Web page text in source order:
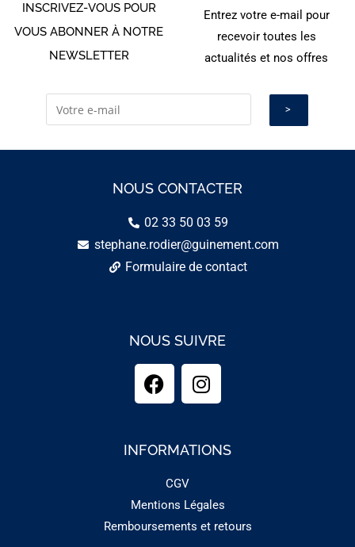
INSCRIVEZ-VOUS POUR
VOUS ABONNER À NOTRE
NEWSLETTER
Entrez votre e-mail pour
recevoir toutes les
actualités et nos offres
NOUS CONTACTER
02 33 50 03 59
stephane.rodier@guinement.com
Formulaire de contact
NOUS SUIVRE
INFORMATIONS
CGV
Mentions Légales
Remboursements et retours